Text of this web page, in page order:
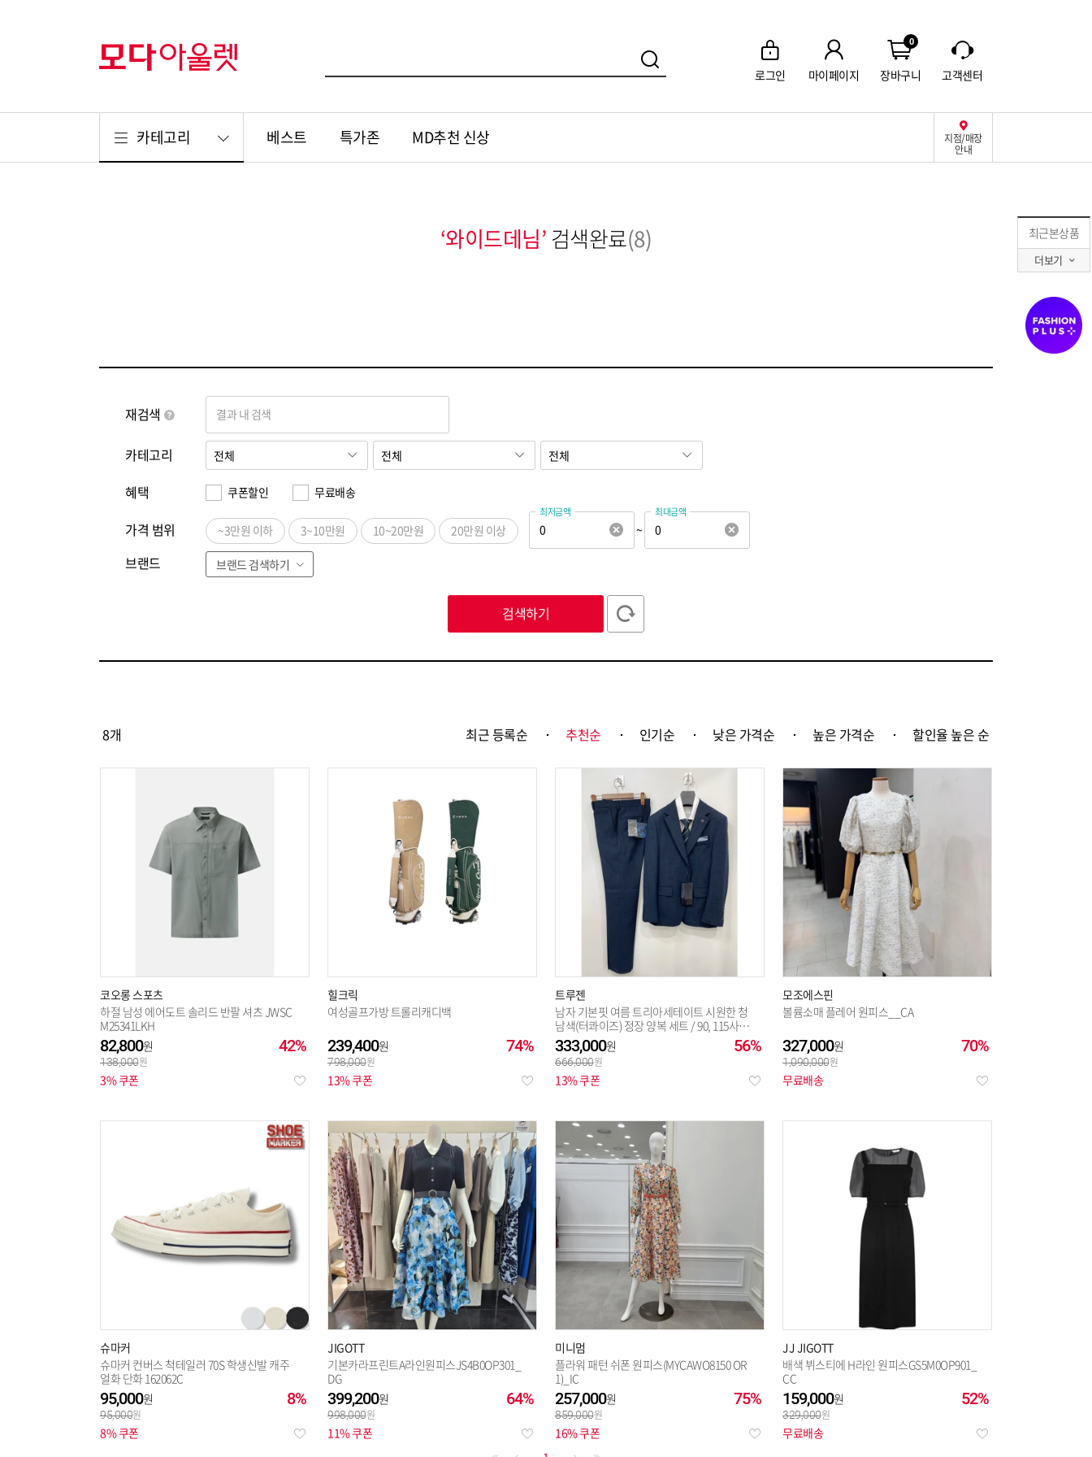
로그인 마이페이지
0
장바구니 고객센터
카테고리 지점/매장
안내
베스트 특가존 MD추천 신상
최근본상품
더보기
‘와이드데님’ 검색완료(8)
재검색 결과 내 검색
카테고리
혜택
쿠폰할인 무료배송
가격 범위 ~3만원 이하 3~10만원 10~20만원 20만원 이상
최저금액
~
최대금액
브랜드
브랜드 검색하기
ㅌ ㅍ ㅎ ABC 123
검색하기
8개 최근 등록순 추천순 인기순 낮은 가격순 높은 가격순 할인율 높은 순
코오롱 스포츠
하절 남성 에어도트 솔리드 반팔 셔츠 JWSC
M25341LKH
42%
82,800
138,000
3% 쿠폰
힐크릭
여성골프가방 트롤리캐디백
74%
239,400
798,000
13% 쿠폰
트루젠
남자 기본핏 여름 트리아세테이트 시원한 청
남색(터콰이즈) 정장 양복 세트 / 90, 115사이
즈 예복 면접용 출
56%
333,000
666,000
13% 쿠폰
모조에스핀
볼륨소매 플레어 원피스__CA
70%
327,000
1,090,000
무료배송
슈마커
슈마커 컨버스 척테일러 70S 학생신발 캐주
얼화 단화 162062C
8%
95,000
95,000
8% 쿠폰
JIGOTT
기본카라프린트A라인원피스JS4B0OP301_
DG
64%
399,200
998,000
11% 쿠폰
미니멈
플라워 패턴 쉬폰 원피스(MYCAWO8150 OR
1)_IC
75%
257,000
859,000
16% 쿠폰
JJ JIGOTT
배색 뷔스티에 H라인 원피스GS5M0OP901_
CC
52%
159,000
329,000
무료배송